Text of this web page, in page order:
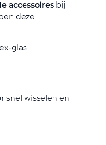
accessoires bij
deze
glas
snel wisselen en